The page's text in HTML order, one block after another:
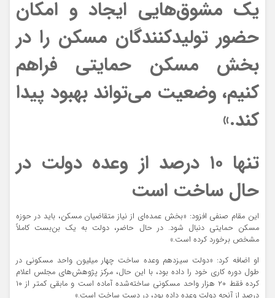
یک مشوق‌هایی ایجاد و امکان
حضور تولیدکنندگان مسکن را در
بخش مسکن حمایتی فراهم
کنیم، وضعیت می‌تواند بهبود پیدا
کند.»
تنها ۱۰ درصد از وعده دولت در
حال ساخت است
این مقام صنفی افزود: «بخش عمده‌ای از نیاز متقاضیان مسکن، باید در حوزه
مسکن حمایتی دنبال شود. در حال حاضر، دولت به یک بن‌بست کاملاً
مشخص برخورد کرده است.»
او اضافه کرد: «دولت سیزدهم وعده ساخت چهار میلیون واحد مسکونی در
طول دوره کاری خود را داده بود، با این‌ حال، مرکز پژوهش‌های مجلس اعلام
کرده فقط ۲۰ هزار واحد مسکونی ساخته‌شده آماده است و مابقی کمتر از ۱۰